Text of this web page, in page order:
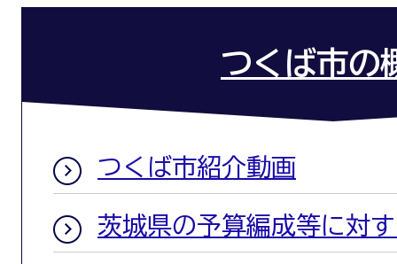
つくば市の
つくば市紹介動画
茨城県の予算編成等に対